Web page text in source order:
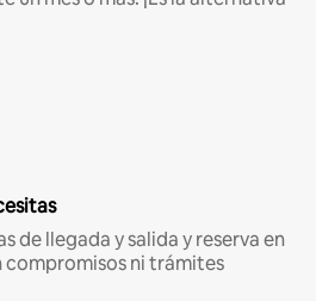
de llegada y salida y reserva en
compromisos ni trámites